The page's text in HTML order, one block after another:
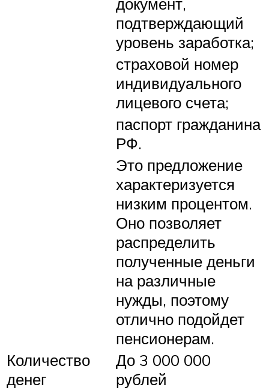
подтверждающий
уровень заработка;
страховой номер
индивидуального
лицевого счета;
паспорт гражданина
РФ.
Это предложение
характеризуется
низким процентом.
Оно позволяет
распределить
полученные деньги
на различные
нужды, поэтому
отлично подойдет
пенсионерам.
Количество
денег
До 3 000 000
рублей